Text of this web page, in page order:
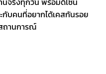
กับคนที่อยากได้เคสกันรอย
ถานการณ์